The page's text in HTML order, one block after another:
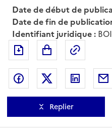
Date de début de
Date de fin de
Identifiant juridique :
Exporter le
Partager sur Facebook
Partager sur
Replier